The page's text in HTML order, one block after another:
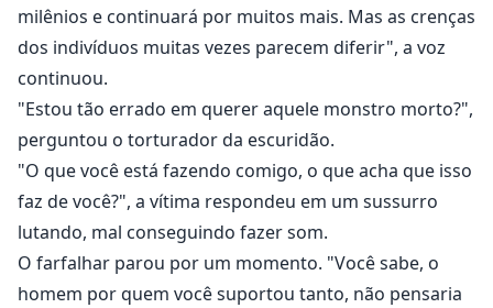
milênios e continuará por muitos mais. Mas as crenças
dos indivíduos muitas vezes parecem diferir", a voz
continuou.
"Estou tão errado em querer aquele monstro morto?",
perguntou o torturador da escuridão.
"O que você está fazendo comigo, o que acha que isso
faz de você?", a vítima respondeu em um sussurro
lutando, mal conseguindo fazer som.
O farfalhar parou por um momento. "Você sabe, o
homem por quem você suportou tanto, não pensaria